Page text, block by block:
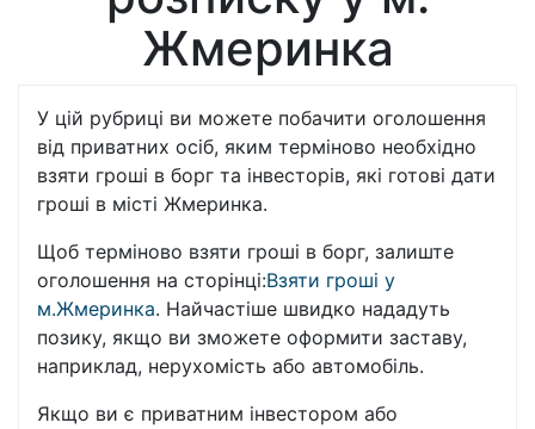
Жмеринка
У цій рубриці ви можете побачити оголошення
від приватних осіб, яким терміново необхідно
взяти гроші в борг та інвесторів, які готові дати
гроші в місті Жмеринка.
Щоб терміново взяти гроші в борг, залиште
оголошення на сторінці:Взяти гроші у
м.Жмеринка. Найчастіше швидко нададуть
позику, якщо ви зможете оформити заставу,
наприклад, нерухомість або автомобіль.
Якщо ви є приватним інвестором або